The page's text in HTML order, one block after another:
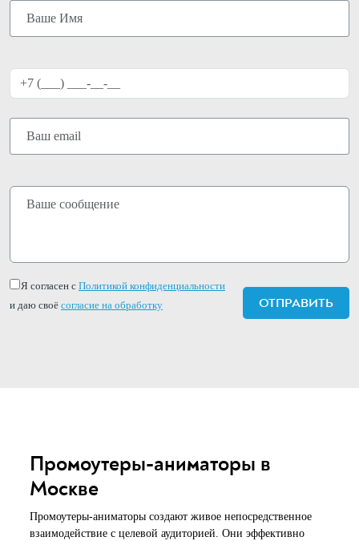
Я согласен с Политикой конфиденциальности
и даю своё согласие на обработку
Промоутеры-аниматоры в
Москве
Промоутеры-аниматоры создают живое непосредственное
взаимодействие с целевой аудиторией. Они эффективно